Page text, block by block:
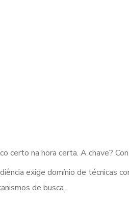
certo na hora certa. A chave?
exige domínio de técnicas
de busca.